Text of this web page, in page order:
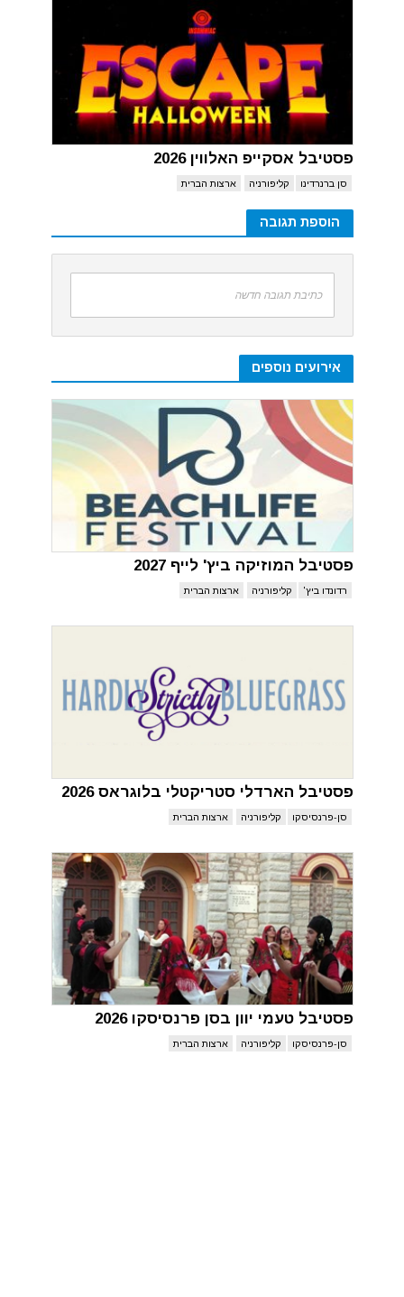
פסטיבל אסקייפ האלווין 2026
סן ברנרדינו קליפורניה ארצות הברית
הוספת תגובה
כתיבת תגובה חדשה
אירועים נוספים
פסטיבל המוזיקה ביץ' לייף 2027
רדונדו ביץ' קליפורניה ארצות הברית
פסטיבל הארדלי סטריקטלי בלוגראס 2026
סן-פרנסיסקו קליפורניה ארצות הברית
פסטיבל טעמי יוון בסן פרנסיסקו 2026
סן-פרנסיסקו קליפורניה ארצות הברית